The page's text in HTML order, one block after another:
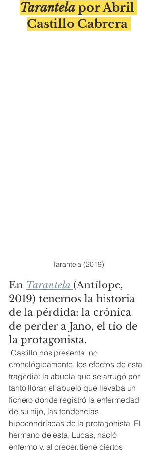
Tarantela por Abril
Castillo Cabrera
Tarantela (2019)
En Tarantela (Antílope,
2019) tenemos la historia
de la pérdida: la crónica
de perder a Jano, el tío de
la protagonista.
cronológicamente, los efectos de esta
tragedia: la abuela que se arrugó por
tanto llorar, el abuelo que llevaba un
fichero donde registró la enfermedad
de su hijo, las tendencias
hipocondríacas de la protagonista. El
hermano de esta, Lucas, nació
enfermo y, al crecer, tiene ciertos